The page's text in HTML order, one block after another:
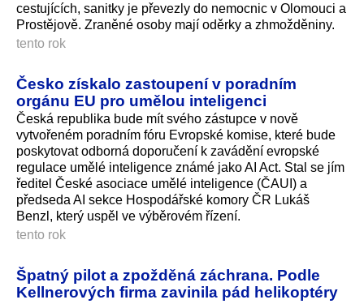
cestujících, sanitky je převezly do nemocnic v Olomouci a
Prostějově. Zraněné osoby mají oděrky a zhmožděniny.
tento rok
Česko získalo zastoupení v poradním
orgánu EU pro umělou inteligenci
Česká republika bude mít svého zástupce v nově
vytvořeném poradním fóru Evropské komise, které bude
poskytovat odborná doporučení k zavádění evropské
regulace umělé inteligence známé jako AI Act. Stal se jím
ředitel České asociace umělé inteligence (ČAUI) a
předseda AI sekce Hospodářské komory ČR Lukáš
Benzl, který uspěl ve výběrovém řízení.
tento rok
Špatný pilot a zpožděná záchrana. Podle
Kellnerových firma zavinila pád helikoptéry